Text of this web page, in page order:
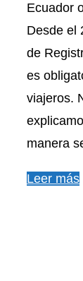
Ecuador
Desde el
de
es
viajeros.
manera
Leer más